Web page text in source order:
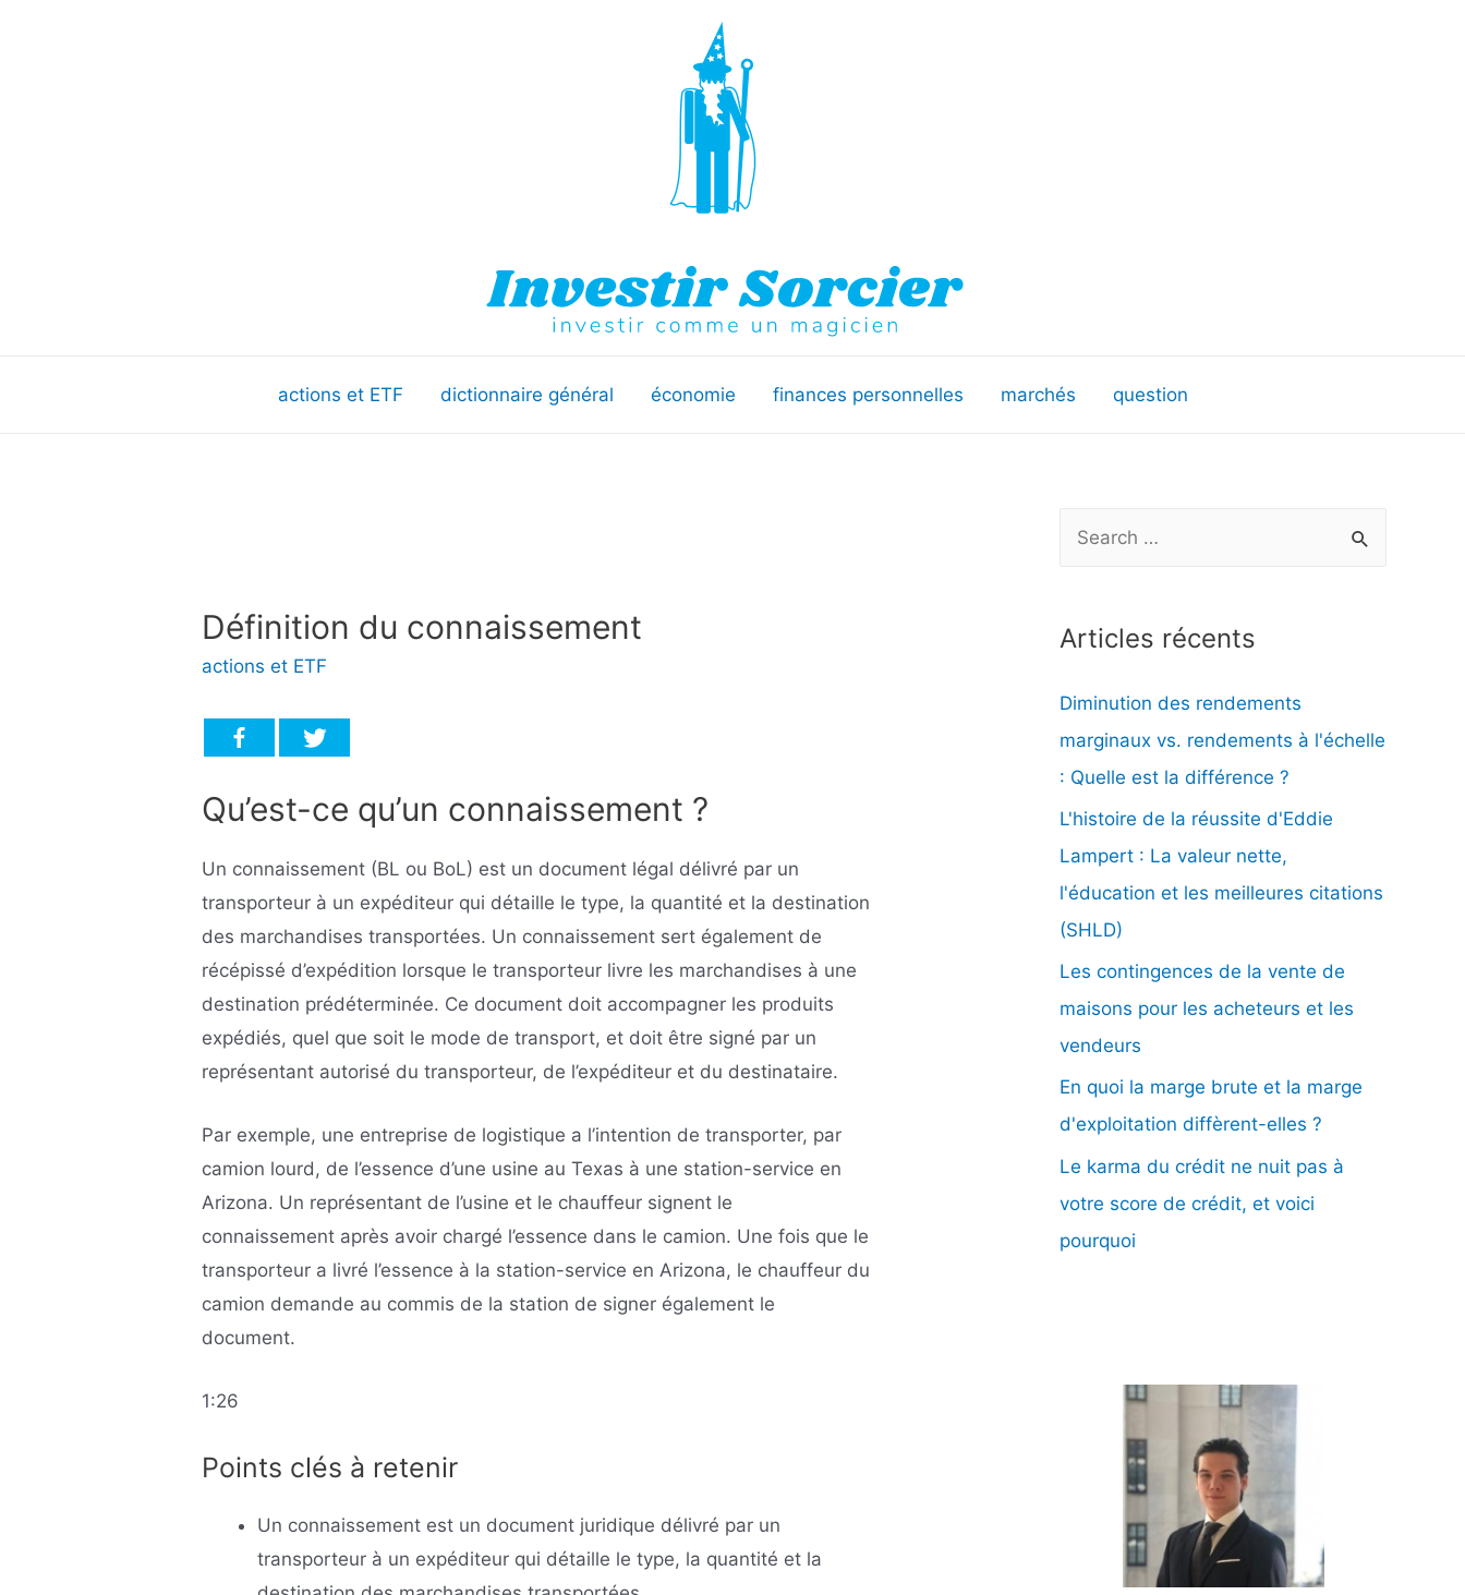
actions et ETF dictionnaire général économie finances personnelles marchés question
Définition du connaissement
actions et ETF
Qu’est-ce qu’un connaissement ?
Un connaissement (BL ou BoL) est un document légal délivré par un
transporteur à un expéditeur qui détaille le type, la quantité et la destination
des marchandises transportées. Un connaissement sert également de
récépissé d’expédition lorsque le transporteur livre les marchandises à une
destination prédéterminée. Ce document doit accompagner les produits
expédiés, quel que soit le mode de transport, et doit être signé par un
représentant autorisé du transporteur, de l’expéditeur et du destinataire.
Par exemple, une entreprise de logistique a l’intention de transporter, par
camion lourd, de l’essence d’une usine au Texas à une station-service en
Arizona. Un représentant de l’usine et le chauffeur signent le
connaissement après avoir chargé l’essence dans le camion. Une fois que le
transporteur a livré l’essence à la station-service en Arizona, le chauffeur du
camion demande au commis de la station de signer également le
document.
1:26
Points clés à retenir
Un connaissement est un document juridique délivré par un
transporteur à un expéditeur qui détaille le type, la quantité et la
h
r
c
h
e
r
:
Articles récents
Diminution des rendements
marginaux vs. rendements à l'échelle
: Quelle est la différence ?
L'histoire de la réussite d'Eddie
Lampert : La valeur nette,
l'éducation et les meilleures citations
(SHLD)
Les contingences de la vente de
maisons pour les acheteurs et les
vendeurs
En quoi la marge brute et la marge
d'exploitation diffèrent-elles ?
Le karma du crédit ne nuit pas à
votre score de crédit, et voici
pourquoi